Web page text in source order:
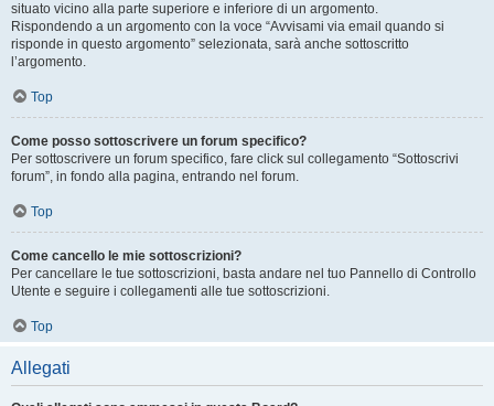
situato vicino alla parte superiore e inferiore di un argomento.
Rispondendo a un argomento con la voce “Avvisami via email quando si
risponde in questo argomento” selezionata, sarà anche sottoscritto
l’argomento.
Top
Come posso sottoscrivere un forum specifico?
Per sottoscrivere un forum specifico, fare click sul collegamento “Sottoscrivi
forum”, in fondo alla pagina, entrando nel forum.
Top
Come cancello le mie sottoscrizioni?
Per cancellare le tue sottoscrizioni, basta andare nel tuo Pannello di Controllo
Utente e seguire i collegamenti alle tue sottoscrizioni.
Top
Allegati